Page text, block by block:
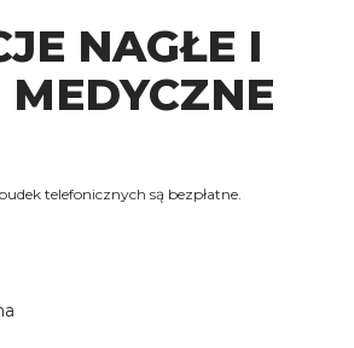
NAGŁE I
MEDYCZNE
telefonicznych są bezpłatne.